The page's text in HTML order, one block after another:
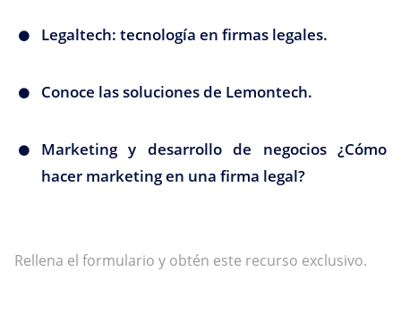
Legaltech: tecnología en firmas legales.
Conoce las soluciones de Lemontech.
Marketing y desarrollo de negocios ¿Cómo
hacer marketing en una firma legal?
Rellena el formulario y obtén este recurso exclusivo.